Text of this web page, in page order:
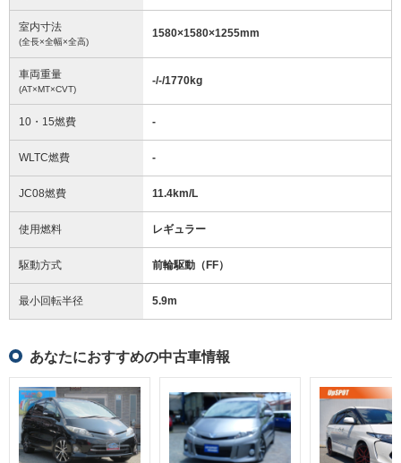
室内寸法
(全長×全幅×全高)
1580×1580×1255mm
車両重量
(AT×MT×CVT)
-/-/1770kg
10・15燃費 -
WLTC燃費 -
JC08燃費 11.4km/L
使用燃料 レギュラー
駆動方式 前輪駆動（FF）
最小回転半径 5.9m
あなたにおすすめの中古車情報